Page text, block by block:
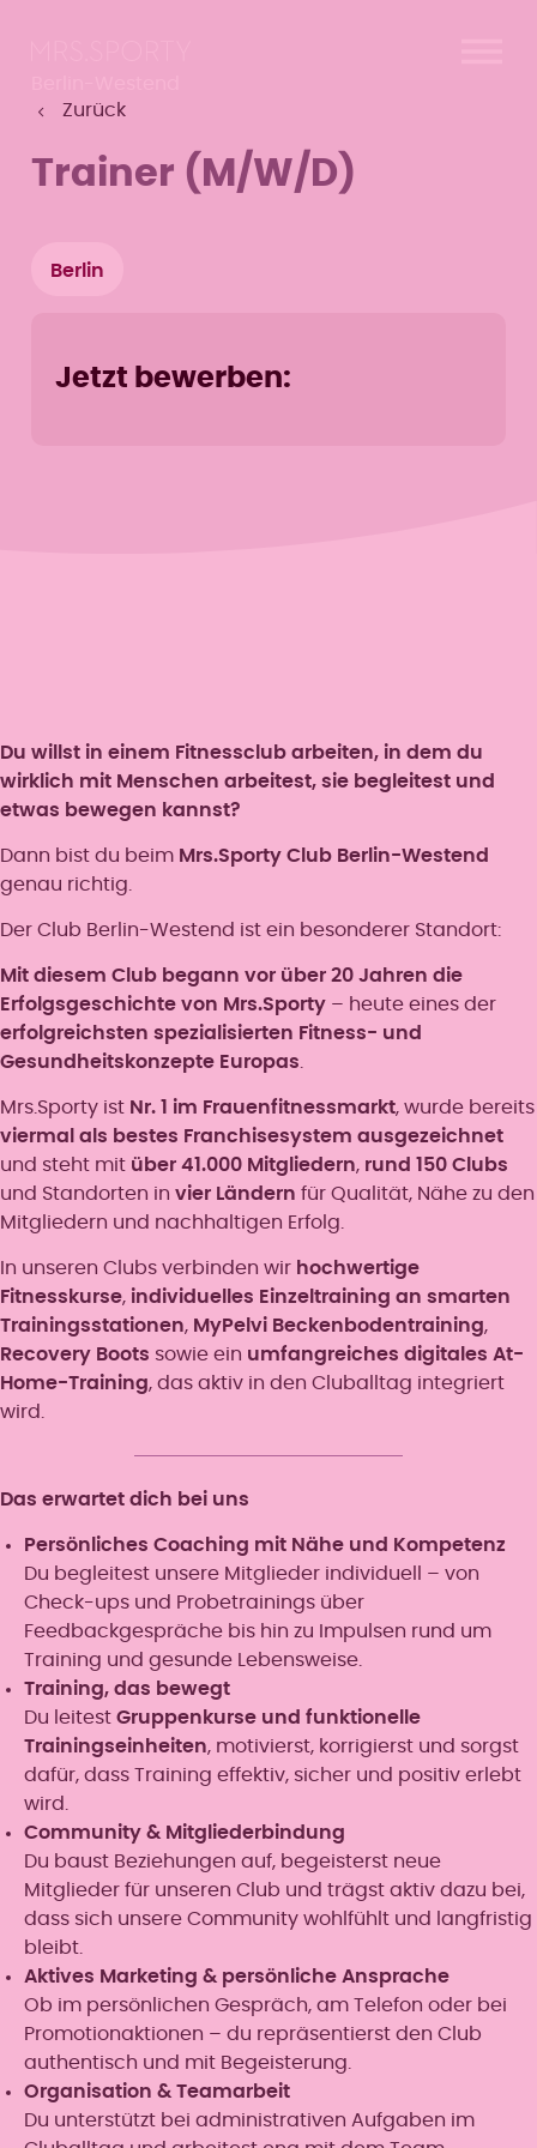
Zurück
Trainer (M/W/D)
Berlin
Jetzt bewerben:
Du willst in einem Fitnessclub arbeiten, in dem du
wirklich mit Menschen arbeitest, sie begleitest und
etwas bewegen kannst?
Dann bist du beim Mrs.Sporty Club Berlin-Westend
genau richtig.
Der Club Berlin-Westend ist ein besonderer Standort:
Mit diesem Club begann vor über 20 Jahren die
Erfolgsgeschichte von Mrs.Sporty – heute eines der
erfolgreichsten spezialisierten Fitness- und
Gesundheitskonzepte Europas
Mrs.Sporty ist Nr. 1 im Frauenfitnessmarkt, wurde bereits
viermal als bestes Franchisesystem ausgezeichnet
und steht mit über 41.000 Mitgliedern, rund 150 Clubs
und Standorten in vier Ländern für Qualität, Nähe zu den
Mitgliedern und nachhaltigen Erfolg.
In unseren Clubs verbinden wir hochwertige
Fitnesskurse, individuelles Einzeltraining an smarten
Trainingsstationen, MyPelvi Beckenbodentraining,
Recovery Boots sowie ein umfangreiches digitales At-
Home-Training, das aktiv in den Cluballtag integriert
wird.
Das erwartet dich bei uns
Persönliches Coaching mit Nähe und Kompetenz
Du begleitest unsere Mitglieder individuell – von
Check-ups und Probetrainings über
Feedbackgespräche bis hin zu Impulsen rund um
Training und gesunde Lebensweise.
Training, das bewegt
Du leitest Gruppenkurse und funktionelle
Trainingseinheiten, motivierst, korrigierst und sorgst
dafür, dass Training effektiv, sicher und positiv erlebt
wird.
Community & Mitgliederbindung
Du baust Beziehungen auf, begeisterst neue
Mitglieder für unseren Club und trägst aktiv dazu bei,
dass sich unsere Community wohlfühlt und langfristig
bleibt.
Aktives Marketing & persönliche Ansprache
Ob im persönlichen Gespräch, am Telefon oder bei
Promotionaktionen – du repräsentierst den Club
authentisch und mit Begeisterung.
Organisation & Teamarbeit
Du unterstützt bei administrativen Aufgaben im